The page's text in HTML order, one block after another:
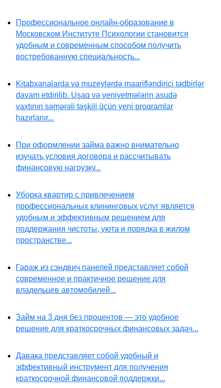
Профессиональное онлайн-образование в
Московском Институте Психологии становится
удобным и современным способом получить
востребованную специальность...
Kitabxanalarda və muzeylərdə maarifləndirici tədbirlər
davam etdirilib. Uşaq və yeniyetmələrin asudə
vaxtının səmərəli təşkili üçün yeni proqramlar
hazırlanır...
При оформлении займа важно внимательно
изучать условия договора и рассчитывать
финансовую нагрузку...
Уборка квартир с привлечением
профессиональных клининговых услуг является
удобным и эффективным решением для
поддержания чистоты, уюта и порядка в жилом
пространстве...
Гараж из сэндвич панелей представляет собой
современное и практичное решение для
владельцев автомобилей...
Займ на 3 дня без процентов — это удобное
решение для краткосрочных финансовых задач...
Давака представляет собой удобный и
эффективный инструмент для получения
краткосрочной финансовой поддержки...